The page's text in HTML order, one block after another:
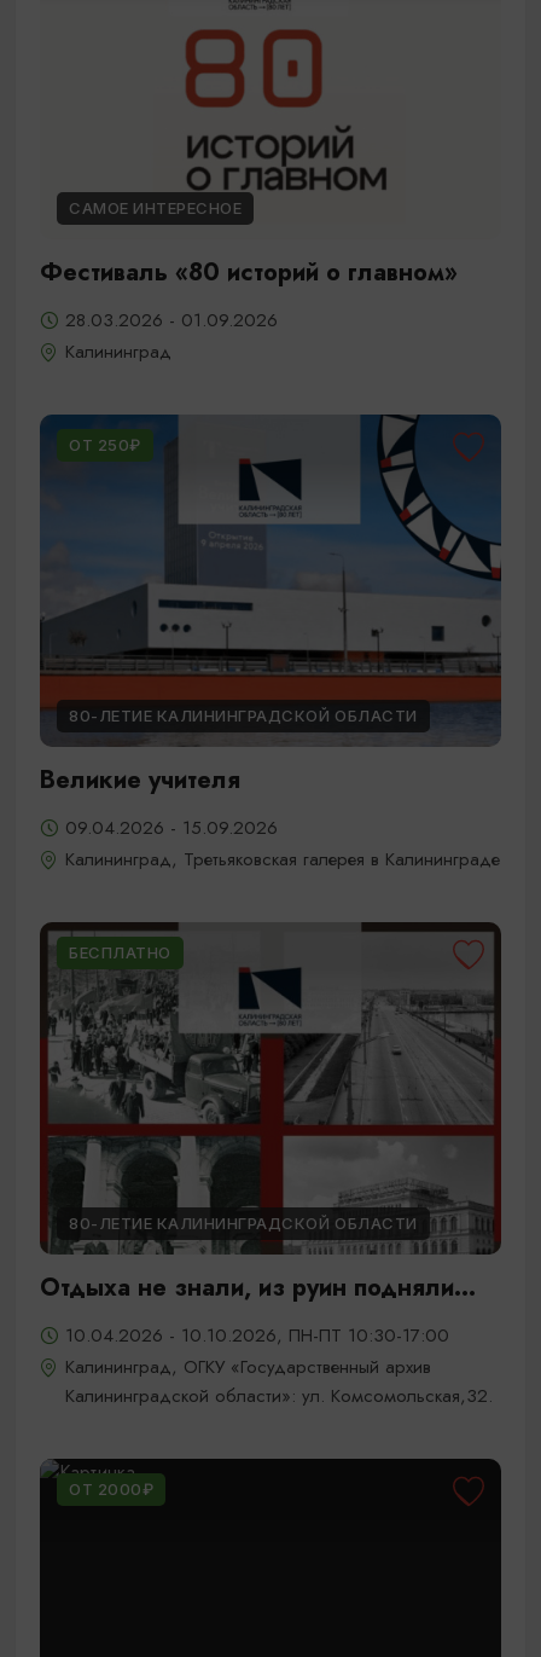
САМОЕ ИНТЕРЕСНОЕ
Фестиваль «80 историй о главном»
28.03.2026 - 01.09.2026
Калининград
ОТ 250₽
80-ЛЕТИЕ КАЛИНИНГРАДСКОЙ ОБЛАСТИ
Великие учителя
09.04.2026 - 15.09.2026
Калининград, Третьяковская галерея в Калининграде
БЕСПЛАТНО
80-ЛЕТИЕ КАЛИНИНГРАДСКОЙ ОБЛАСТИ
Отдыха не знали, из руин подняли...
10.04.2026 - 10.10.2026, ПН-ПТ 10:30-17:00
Калининград, ОГКУ «Государственный архив
Калининградской области»: ул. Комсомольская,32.
ОТ 2000₽